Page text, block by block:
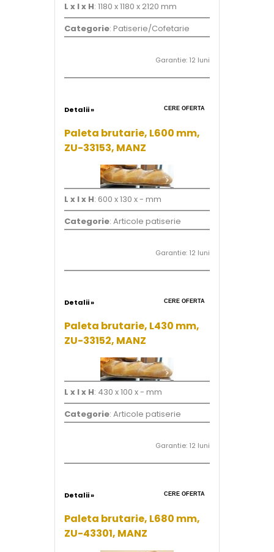
L x l x H: 1180 x 1180 x 2120 mm
Categorie: Patiserie/Cofetarie
Garantie: 12 luni
Detalii » CERE OFERTA
Paleta brutarie, L600 mm,
ZU-33153, MANZ
L x l x H: 600 x 130 x - mm
Categorie: Articole patiserie
Garantie: 12 luni
Detalii » CERE OFERTA
Paleta brutarie, L430 mm,
ZU-33152, MANZ
L x l x H: 430 x 100 x - mm
Categorie: Articole patiserie
Garantie: 12 luni
Detalii » CERE OFERTA
Paleta brutarie, L680 mm,
ZU-43301, MANZ